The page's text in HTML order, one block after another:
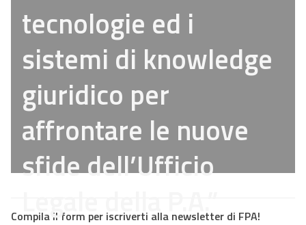
tecnologie ed i
sistemi di knowledge
giuridico per
affrontare le nuove
sfide dell’Ufficio
Legale della P.A.”
Compila il form per iscriverti alla newsletter di FPA!